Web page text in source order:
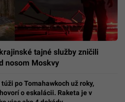
tajné služby zničili
nosom Moskvy
po Tomahawkoch už roky,
o eskalácii. Raketa je v